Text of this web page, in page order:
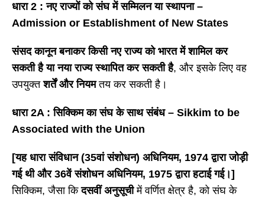
धारा 2 : नए राज्यों को संघ में सम्मिलन या स्थापना –
Admission or Establishment of New States
संसद कानून बनाकर किसी नए राज्य को भारत में शामिल कर
सकती है या नया राज्य स्थापित कर सकती है, और इसके लिए वह
उपयुक्तशर्तें और नियमतय कर सकती है।
धारा 2A : सिक्किम का संघ के साथ संबंध – Sikkim to be
Associated with the Union
[यह धारा संविधान (35वां संशोधन) अधिनियम, 1974 द्वारा जोड़ी
गई थी और 36वें संशोधन अधिनियम, 1975 द्वारा हटाई गई।]
सिक्किम, जैसा किदसवीं अनुसूचीमें वर्णित क्षेत्र है, को संघ के